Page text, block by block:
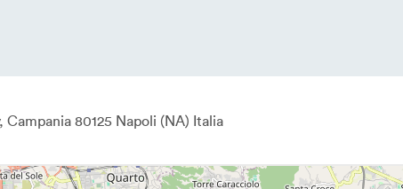
Campania 80125 Napoli NA Italia